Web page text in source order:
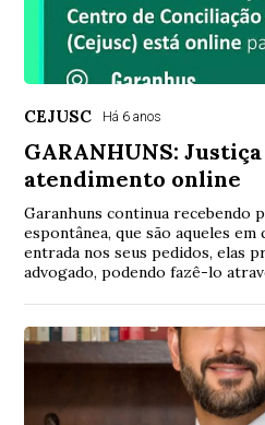
CEJUSC Há 6 anos
GARANHUNS:
atendimento online
Garanhuns continua recebendo
espontânea, que são aqueles
entrada nos seus pedidos, elas
advogado, podendo fazê-lo